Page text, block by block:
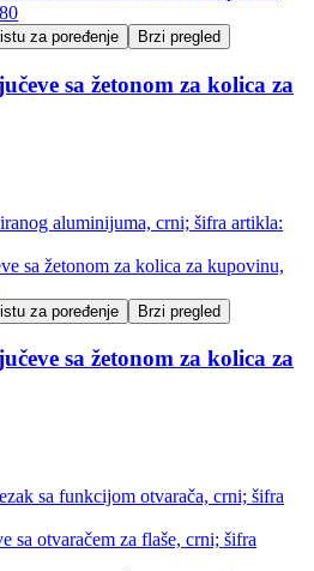
za poređenje Brzi pregled
sa žetonom za kolica za
za poređenje Brzi pregled
sa žetonom za kolica za